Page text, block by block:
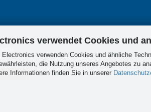
verwendet Cookies und
verwenden Cookies und ähnliche
die Nutzung unseres Angebotes zu
Informationen finden Sie in unserer